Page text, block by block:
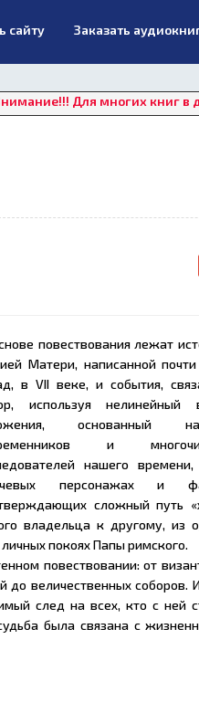
сайту Заказать
Для многих книг в данный
повествования лежат
Матери, написанной
в VII веке, и события,
используя нелинейный
основанный на
и
нашего времени,
персонажах и
сложный путь
владельца к другому, из
покоях Папы римского.
повествовании: от
величественных соборов.
след на всех, кто с ней
была связана с